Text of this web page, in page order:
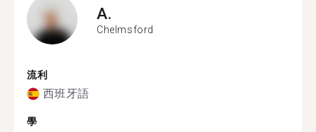
A.
Chelmsford
流利
西班牙語
學